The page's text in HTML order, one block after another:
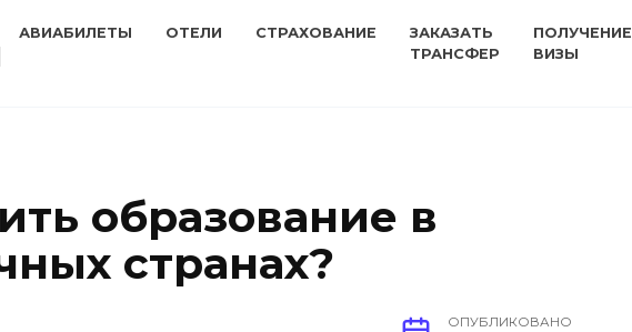
АВИАБИЛЕТЫ ОТЕЛИ СТРАХОВАНИЕ
ЗАКАЗАТЬ
ТРАНСФЕР
ПОЛУЧЕНИЕ
ВИЗЫ
образование в
странах?
ОПУБЛИКОВАНО